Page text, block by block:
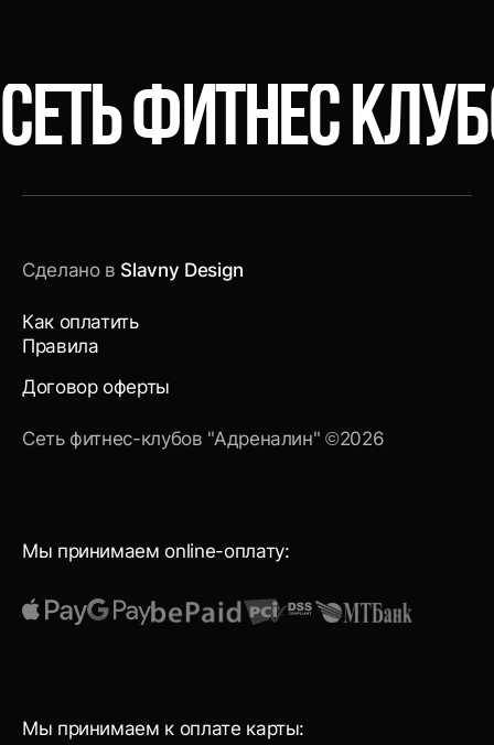
СЕТЬ ФИТНЕС
Мы принимаем online-оплату:
Мы принимаем к оплате карты:
Сделано в Slavny Design
Как оплатить
Правила
Договор оферты
Сеть фитнес-клубов "Адреналин" ©2026